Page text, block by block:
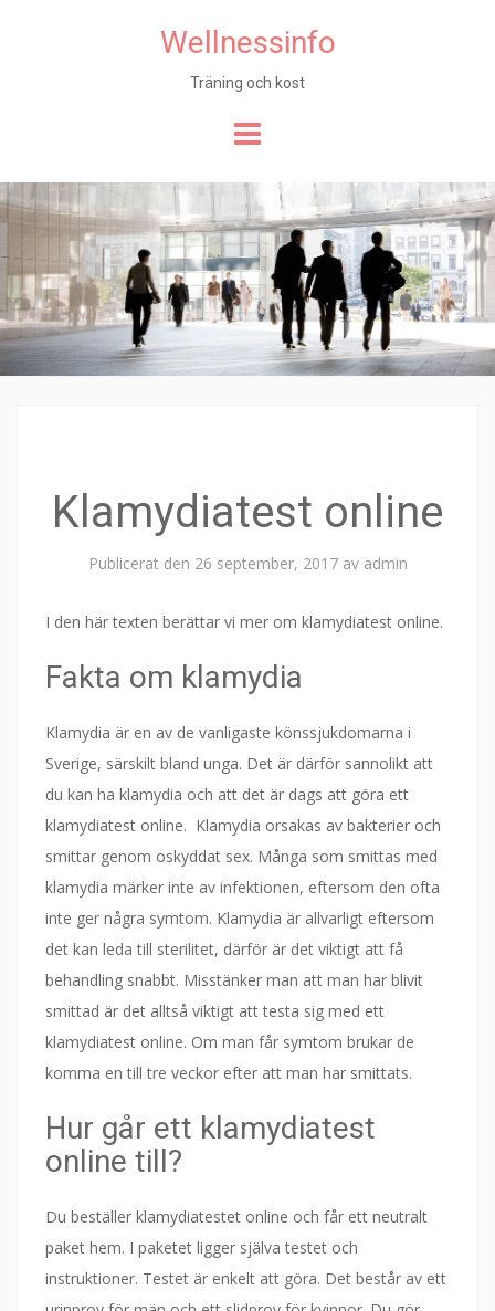
Wellnessinfo
Träning och kost
till
Klamydiatest online
Publicerat den 26 september, 2017av admin
I den här texten berättar vi mer om klamydiatest online.
Fakta om klamydia
Klamydia är en av de vanligaste könssjukdomarna i
Sverige, särskilt bland unga. Det är därför sannolikt att
du kan ha klamydia och att det är dags att göra ett
klamydiatest online. Klamydia orsakas av bakterier och
smittar genom oskyddat sex. Många som smittas med
klamydia märker inte av infektionen, eftersom den ofta
inte ger några symtom. Klamydia är allvarligt eftersom
det kan leda till sterilitet, därför är det viktigt att få
behandling snabbt. Misstänker man att man har blivit
smittad är det alltså viktigt att testa sig med ett
klamydiatest online. Om man får symtom brukar de
komma en till tre veckor efter att man har smittats.
Hur går ett klamydiatest
online till?
Du beställer klamydiatestet online och får ett neutralt
paket hem. I paketet ligger själva testet och
instruktioner. Testet är enkelt att göra. Det består av ett